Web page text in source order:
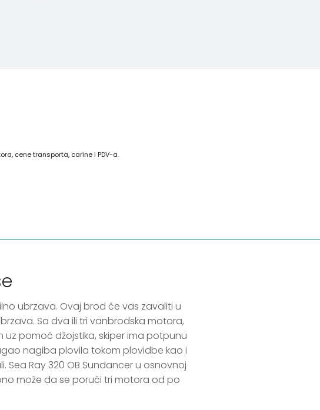
cene transporta, carine i PDV-a.
ubrzava. Ovaj brod će vas zavaliti u
Sa dva ili tri vanbrodska motora,
pomoć džojstika, skiper ima potpunu
nagiba plovila tokom plovidbe kao i
Ray 320 OB Sundancer u osnovnoj
može da se poruči tri motora od po